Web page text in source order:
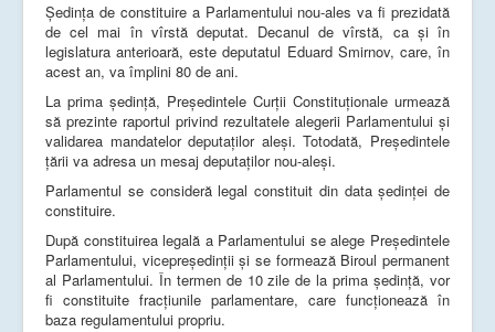
Şedinţa de constituire a Parlamentului nou-ales va fi prezidată
de cel mai în vîrstă deputat. Decanul de vîrstă, ca și în
legislatura anterioară, este deputatul Eduard Smirnov, care, în
acest an, va împlini 80 de ani.
La prima ședință, Preşedintele Curţii Constituţionale urmează
să prezinte raportul privind rezultatele alegerii Parlamentului şi
validarea mandatelor deputaţilor aleşi. Totodată, Președintele
țării va adresa un mesaj deputaților nou-aleși.
Parlamentul se consideră legal constituit din data şedinţei de
constituire.
După constituirea legală a Parlamentului se alege Preşedintele
Parlamentului, vicepreşedinţii şi se formează Biroul permanent
al Parlamentului. În termen de 10 zile de la prima ședință, vor
fi constituite fracţiunile parlamentare, care funcţionează în
baza regulamentului propriu.